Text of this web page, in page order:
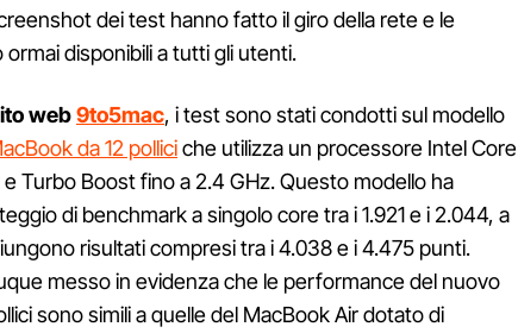
dei test hanno fatto il giro della rete e le
disponibili a tutti gli utenti.
web9to5mac, i test sono stati condotti sul modello
da 12 polliciche utilizza un processore Intel Core
e Turbo Boost fino a 2.4 GHz. Questo modello ha
di benchmark a singolo core tra i 1.921 e i 2.044, a
risultati compresi tra i 4.038 e i 4.475 punti.
messo in evidenza che le performance del nuovo
sono simili a quelle del MacBook Air dotato di